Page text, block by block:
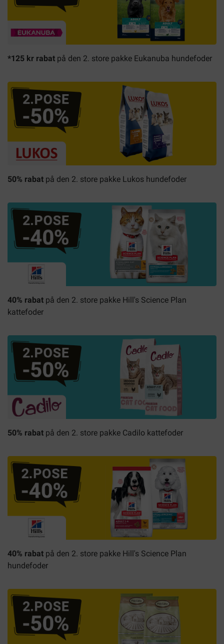
*125 kr rabat på den 2. store pakke Eukanuba hundefoder
50% rabat på den 2. store pakke Lukos hundefoder
40% rabat på den 2. store pakke Hill's Science Plan
kattefoder
50% rabat på den 2. store pakke Cadilo kattefoder
40% rabat på den 2. store pakke Hill's Science Plan
hundefoder